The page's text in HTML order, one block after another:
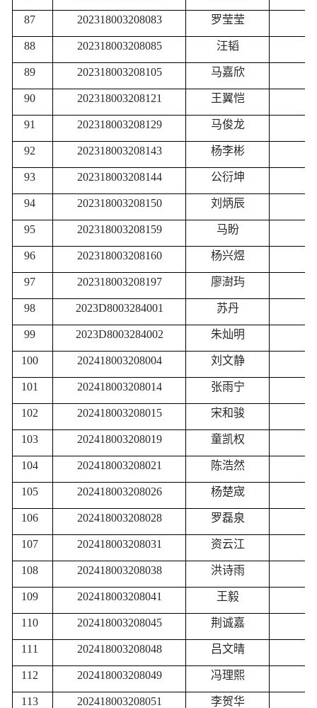
87 202318003208083 罗莹莹
88 202318003208085 汪韬
89 202318003208105 马嘉欣
90 202318003208121 王翼恺
91 202318003208129 马俊龙
92 202318003208143 杨李彬
93 202318003208144 公衍坤
94 202318003208150 刘炳辰
95 202318003208159 马盼
96 202318003208160 杨兴煜
97 202318003208197 廖澍玙
98 2023D8003284001 苏丹
99 2023D8003284002 朱灿明
100 202418003208004 刘文静
101 202418003208014 张雨宁
102 202418003208015 宋和骏
103 202418003208019 童凯权
104 202418003208021 陈浩然
105 202418003208026 杨楚宬
106 202418003208028 罗磊泉
107 202418003208031 资云江
108 202418003208038 洪诗雨
109 202418003208041 王毅
110 202418003208045 荆诚嘉
111 202418003208048 吕文晴
112 202418003208049 冯理熙
113 202418003208051 李贺华